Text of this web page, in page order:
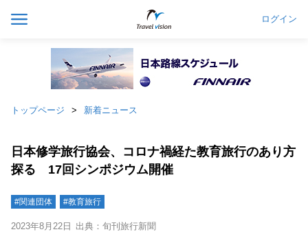
ログイン
トップページ 新着ニュース
日本修学旅行協会、コロナ禍経た教育旅行のあり方
探る 17回シンポジウム開催
#関連団体 #教育旅行
2023年8月22日 出典：旬刊旅行新聞